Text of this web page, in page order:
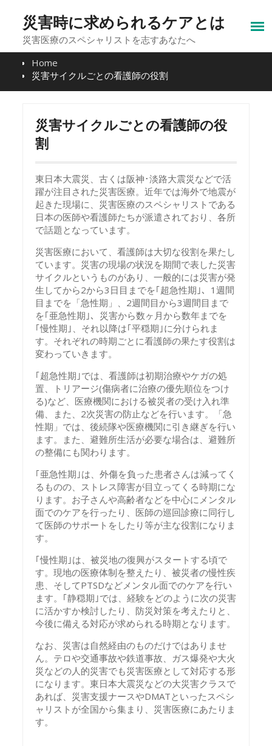
content災害時に求められるケアとは
災害医療のスペシャリストを志すあなたへ
Home
災害サイクルごとの看護師の役割
災害サイクルごとの看護師の役
割
東日本大震災、古くは阪神･淡路大震災などで活
躍が注目された災害医療。近年では海外で地震が
起きた現場に、災害医療のスペシャリストである
日本の医師や看護師たちが派遣されており、各所
で話題となっています。
災害医療において、看護師は大切な役割を果たし
ています。災害の現場の状況を期間で表した災害
サイクルというものがあり、一般的には災害が発
生してから2から3日目までを｢超急性期｣、1週間
目までを「急性期」、2週間目から3週間目まで
を｢亜急性期｣、災害から数ヶ月から数年までを
｢慢性期｣、それ以降は｢平穏期｣に分けられま
す。それぞれの時期ごとに看護師の果たす役割は
変わっていきます。
｢超急性期｣では、看護師は初期治療やケガの処
置、トリアージ(傷病者に治療の優先順位をつけ
る)など、医療機関における被災者の受け入れ準
備、また、2次災害の防止などを行います。「急
性期」では、後続隊や医療機関に引き継ぎを行い
ます。また、避難所生活が必要な場合は、避難所
の整備にも関わります。
｢亜急性期｣は、外傷を負った患者さんは減ってく
るものの、ストレス障害が目立ってくる時期にな
ります。お子さんや高齢者などを中心にメンタル
面でのケアを行ったり、医師の巡回診療に同行し
て医師のサポートをしたり等が主な役割になりま
す。
｢慢性期｣は、被災地の復興がスタートする頃で
す。現地の医療体制を整えたり、被災者の慢性疾
患、そしてPTSDなどメンタル面でのケアを行い
ます。｢静穏期｣では、経験をどのように次の災害
に活かすか検討したり、防災対策を考えたりと、
今後に備える対応が求められる時期となります。
なお、災害は自然経由のものだけではありませ
ん。テロや交通事故や鉄道事故、ガス爆発や大火
災などの人的災害でも災害医療として対応する形
になります。東日本大震災などの大災害クラスで
あれば、災害支援ナースやDMATといったスペシ
ャリストが全国から集まり、災害医療にあたりま
す。